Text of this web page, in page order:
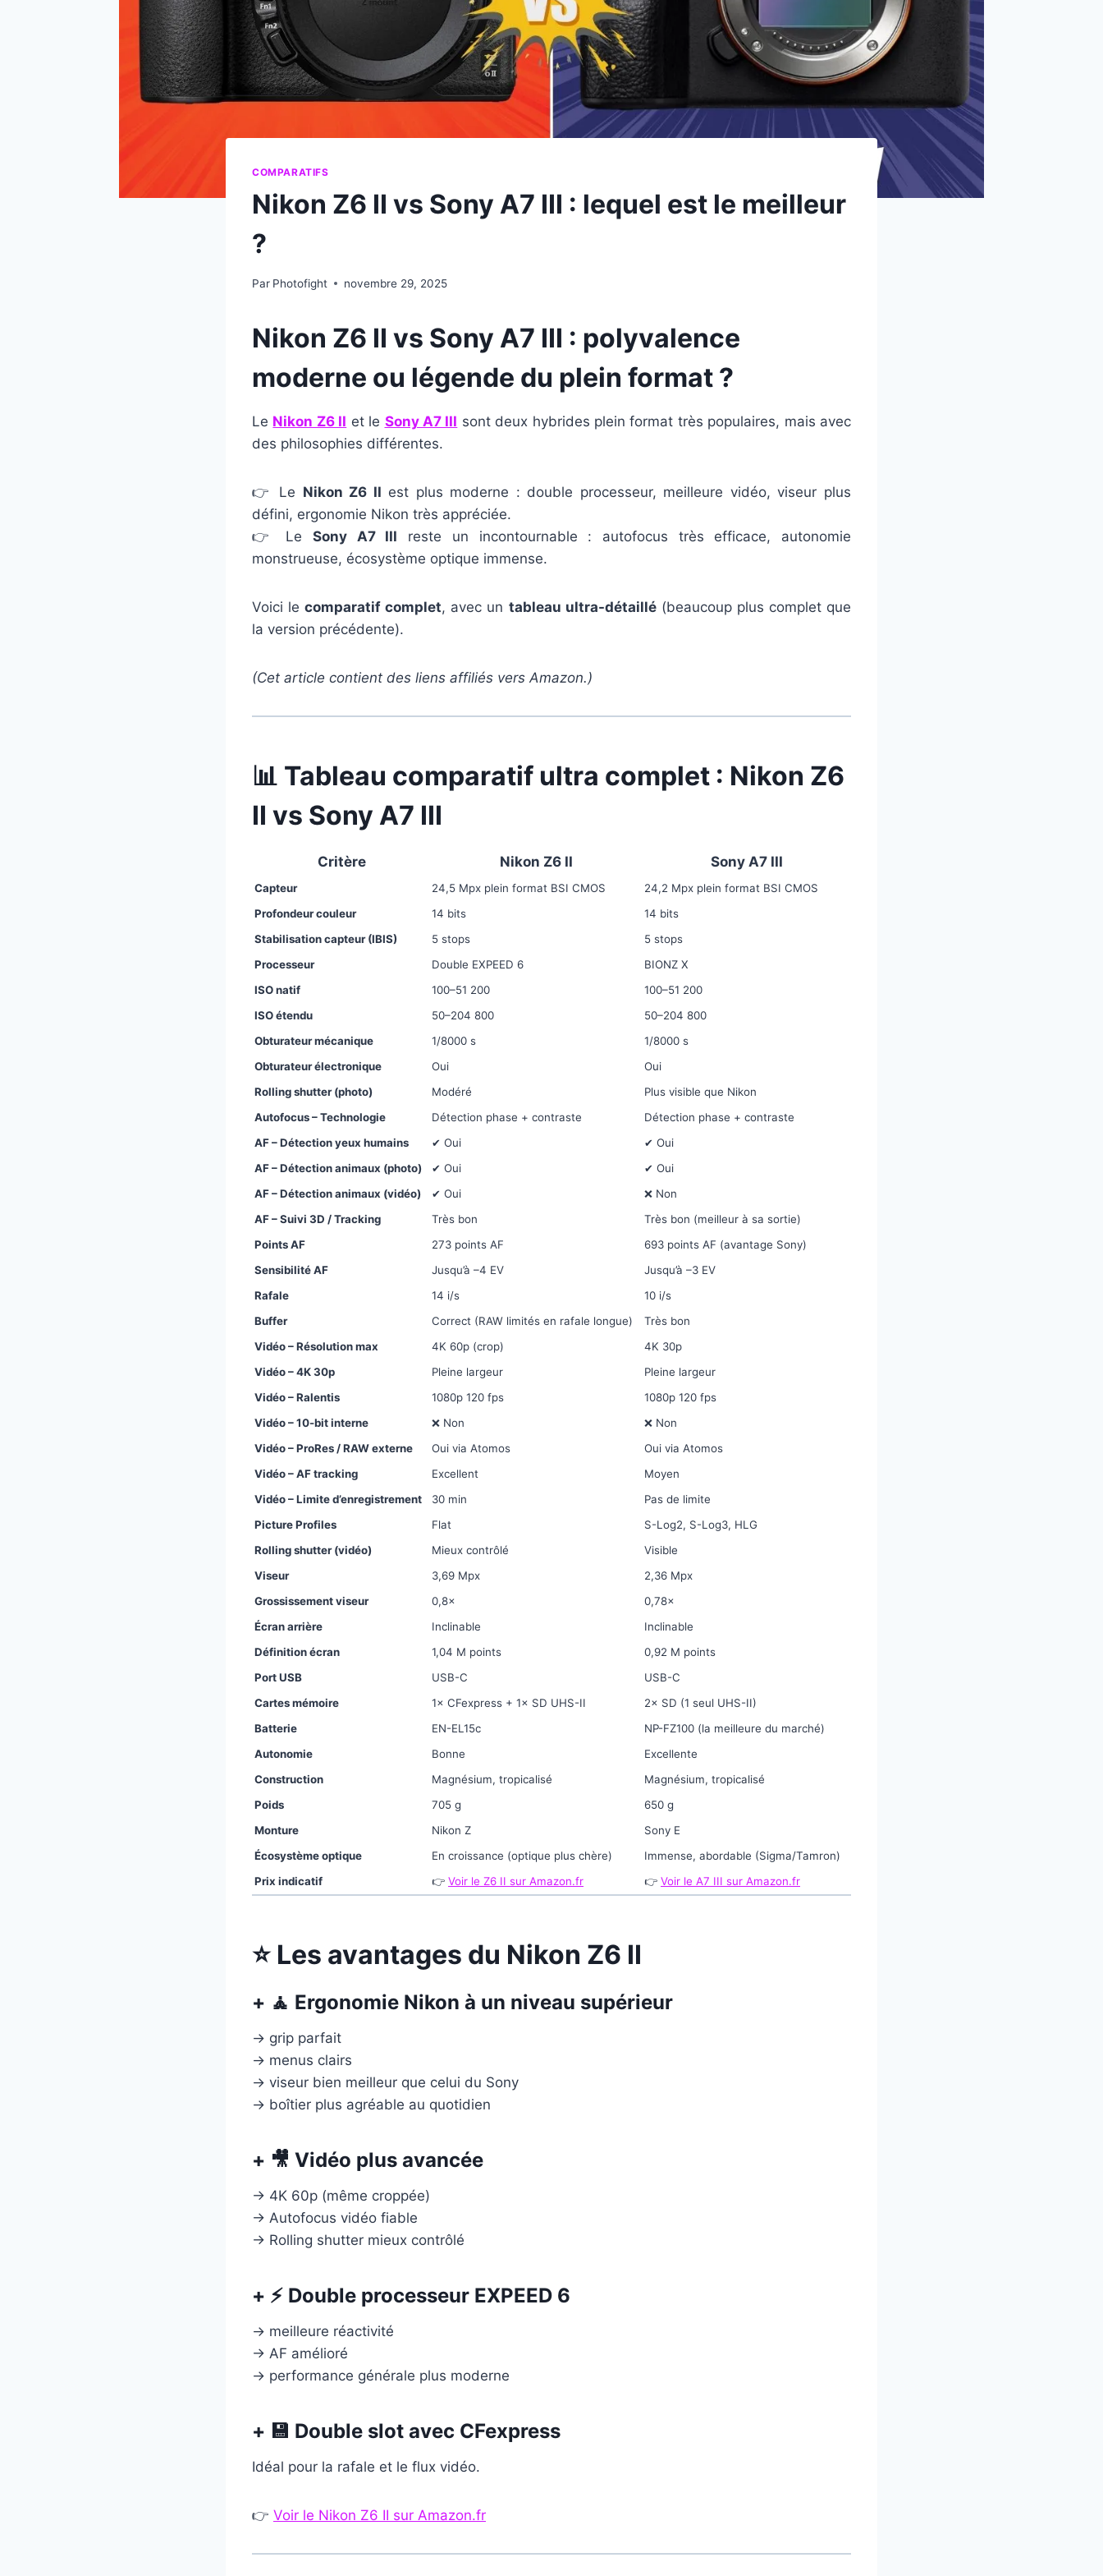
COMPARATIFS
Nikon Z6 II vs Sony A7 III : lequel est le meilleur
?
Par Photofight novembre 29, 2025
Nikon Z6 II vs Sony A7 III : polyvalence
moderne ou légende du plein format ?
Le Nikon Z6 II et le Sony A7 III sont deux hybrides plein format très populaires, mais avec
des philosophies différentes.
👉 Le Nikon Z6 II est plus moderne : double processeur, meilleure vidéo, viseur plus
défini, ergonomie Nikon très appréciée.
👉 LeSony A7 III reste un incontournable : autofocus très efficace, autonomie
monstrueuse, écosystème optique immense.
Voici lecomparatif complet, avec un tableau ultra-détaillé(beaucoup plus complet que
la version précédente).
(Cet article contient des liens affiliés vers Amazon.)
📊 Tableau comparatif ultra complet : Nikon Z6
II vs Sony A7 III
Critère Nikon Z6 II Sony A7 III
Capteur 24,5 Mpx plein format BSI CMOS
24,2 Mpx plein format BSI CMOS
Profondeur couleur
14 bits
14 bits
Stabilisation capteur (IBIS)
5 stops
5 stops
Processeur
Double EXPEED 6
BIONZ X
ISO natif
100–51 200
100–51 200
ISO étendu
50–204 800
50–204 800
Obturateur mécanique
1/8000 s
1/8000 s
Obturateur électronique
Oui
Oui
Rolling shutter (photo)
Modéré
Plus visible que Nikon
Autofocus – Technologie
Détection phase + contraste
Détection phase + contraste
AF – Détection yeux humains
✔ Oui
✔ Oui
AF – Détection animaux (photo)
✔ Oui
✔ Oui
AF – Détection animaux (vidéo)
✔ Oui
❌ Non
AF – Suivi 3D / Tracking
Très bon
Très bon (meilleur à sa sortie)
Points AF
273 points AF
693 points AF (avantage Sony)
Sensibilité AF
Jusqu’à –4 EV
Jusqu’à –3 EV
Rafale
14 i/s
10 i/s
Buffer
Correct (RAW limités en rafale longue)
Très bon
Vidéo – Résolution max
4K 60p (crop)
4K 30p
Vidéo – 4K 30p
Pleine largeur
Pleine largeur
Vidéo – Ralentis
1080p 120 fps
1080p 120 fps
Vidéo – 10-bit interne
❌ Non
❌ Non
Vidéo – ProRes / RAW externe
Oui via Atomos
Oui via Atomos
Vidéo – AF tracking
Excellent
Moyen
Vidéo – Limite d’enregistrement
30 min
Pas de limite
Picture Profiles
Flat
S-Log2, S-Log3, HLG
Rolling shutter (vidéo)
Mieux contrôlé
Visible
Viseur
3,69 Mpx
2,36 Mpx
Grossissement viseur
0,8×
0,78×
Écran arrière
Inclinable
Inclinable
Définition écran
1,04 M points
0,92 M points
Port USB
USB-C
USB-C
Cartes mémoire
1× CFexpress + 1× SD UHS-II
2× SD (1 seul UHS-II)
Batterie
EN-EL15c
NP-FZ100 (la meilleure du marché)
Autonomie
Bonne
Excellente
Construction
Magnésium, tropicalisé
Magnésium, tropicalisé
Poids
705 g
650 g
Monture
Nikon Z
Sony E
Écosystème optique
En croissance (optique plus chère)
Immense, abordable (Sigma/Tamron)
Prix indicatif
👉 Voir le Z6 II sur Amazon.fr 👉 Voir le A7 III sur Amazon.fr
⭐ Les avantages du Nikon Z6 II
+ 🧘 Ergonomie Nikon à un niveau supérieur
→ grip parfait
→ menus clairs
→ viseur bien meilleur que celui du Sony
→ boîtier plus agréable au quotidien
+ 🎥 Vidéo plus avancée
→ 4K 60p (même croppée)
→ Autofocus vidéo fiable
→ Rolling shutter mieux contrôlé
+ ⚡ Double processeur EXPEED 6
→ meilleure réactivité
→ AF amélioré
→ performance générale plus moderne
+ 💾 Double slot avec CFexpress
Idéal pour la rafale et le flux vidéo.
👉 Voir le Nikon Z6 II sur Amazon.fr